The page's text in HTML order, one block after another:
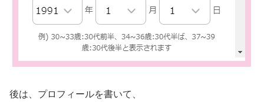
後は、プロフィールを書いて、